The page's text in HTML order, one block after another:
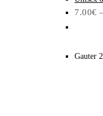
7.00€
Gauter